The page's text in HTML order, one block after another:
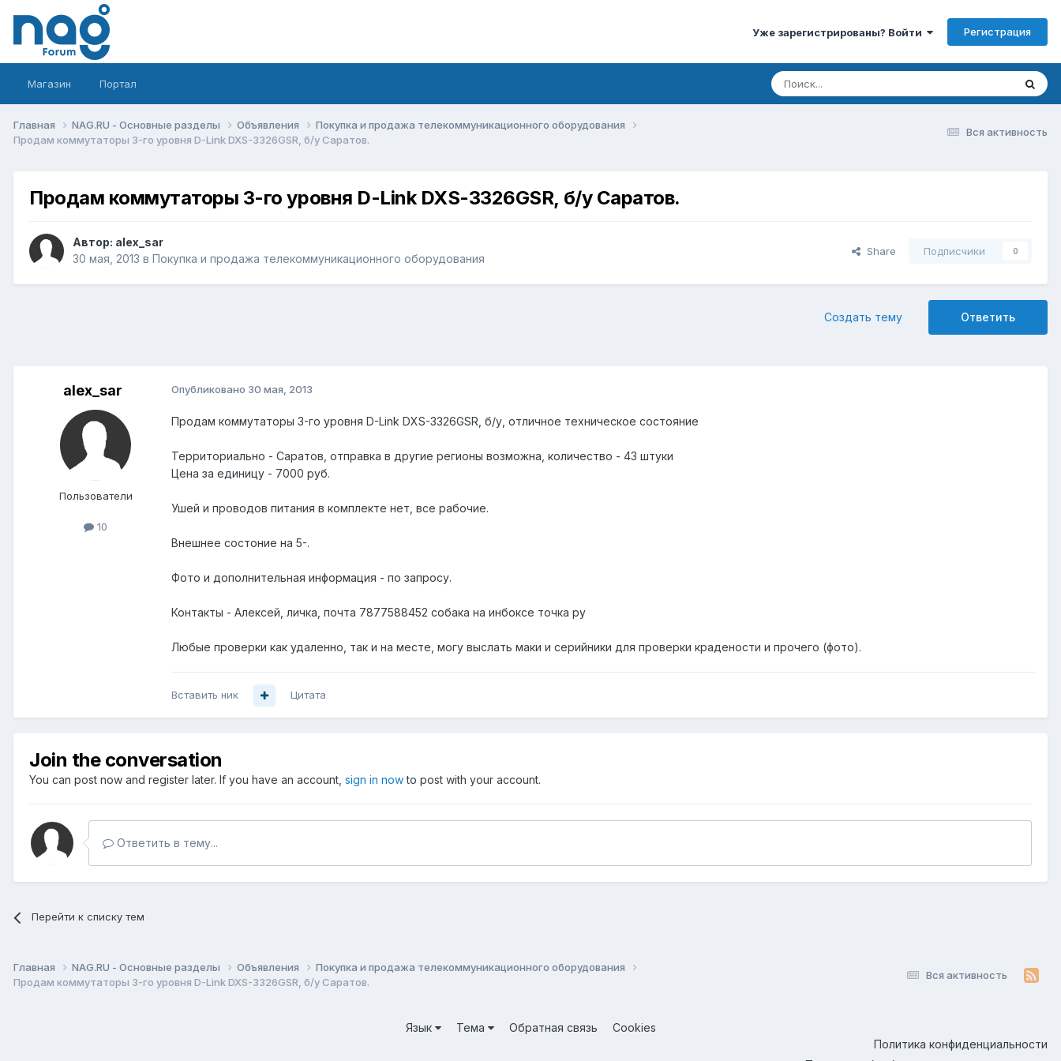
Уже зарегистрированы? Войти Регистрация
Магазин Портал
Вся активность
Главная NAG.RU - Основные разделы Объявления
Покупка и продажа телекоммуникационного оборудования
Продам коммутаторы 3-го уровня D-Link DXS-3326GSR, б/у Саратов.
Продам коммутаторы 3-го уровня D-Link DXS-3326GSR, б/у Саратов.
Автор: alex_sar
30 мая, 2013 в Покупка и продажа телекоммуникационного оборудования
Share Подписчики 0
Ответить
Создать тему
alex_sar
Пользователи
10
Опубликовано 30 мая, 2013
Продам коммутаторы 3-го уровня D-Link DXS-3326GSR, б/у, отличное техническое состояние
Территориально - Саратов, отправка в другие регионы возможна, количество - 43 штуки
Цена за единицу - 7000 руб.
Ушей и проводов питания в комплекте нет, все рабочие.
Внешнее состоние на 5-.
Фото и дополнительная информация - по запросу.
Контакты - Алексей, личка, почта 7877588452 собака на инбоксе точка ру
Любые проверки как удаленно, так и на месте, могу выслать маки и серийники для проверки крадености и прочего (фото).
Вставить ник Цитата
Join the conversation
You can post now and register later. If you have an account, sign in nowto post with your account.
Ответить в тему...
Перейти к списку тем
Вся активность
Главная NAG.RU - Основные разделы Объявления
Покупка и продажа телекоммуникационного оборудования
Продам коммутаторы 3-го уровня D-Link DXS-3326GSR, б/у Саратов.
Язык Тема Обратная связь
Cookies
Политика конфиденциальности